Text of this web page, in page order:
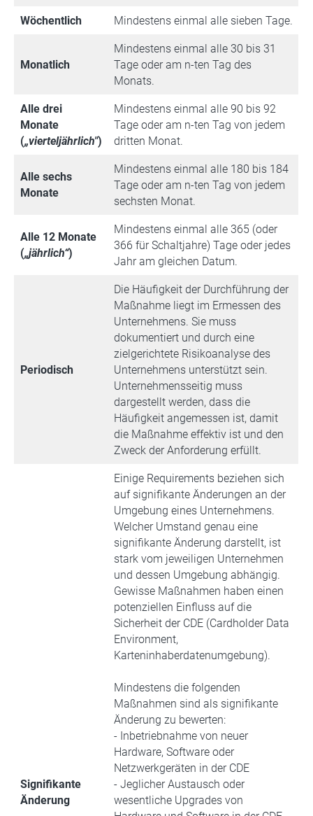
Wöchentlich Mindestens einmal alle sieben Tage.
Monatlich
Mindestens einmal alle 30 bis 31
Tage oder am n-ten Tag des
Monats.
Alle drei
Monate
(„vierteljährlich")
Mindestens einmal alle 90 bis 92
Tage oder am n-ten Tag von jedem
dritten Monat.
Alle sechs
Monate
Mindestens einmal alle 180 bis 184
Tage oder am n-ten Tag von jedem
sechsten Monat.
Alle 12 Monate
(„jährlich“)
Mindestens einmal alle 365 (oder
366 für Schaltjahre) Tage oder jedes
Jahr am gleichen Datum.
Periodisch
Die Häufigkeit der Durchführung der
Maßnahme liegt im Ermessen des
Unternehmens. Sie muss
dokumentiert und durch eine
zielgerichtete Risikoanalyse des
Unternehmens unterstützt sein.
Unternehmensseitig muss
dargestellt werden, dass die
Häufigkeit angemessen ist, damit
die Maßnahme effektiv ist und den
Zweck der Anforderung erfüllt.
Signifikante
Änderung
Einige Requirements beziehen sich
auf signifikante Änderungen an der
Umgebung eines Unternehmens.
Welcher Umstand genau eine
signifikante Änderung darstellt, ist
stark vom jeweiligen Unternehmen
und dessen Umgebung abhängig.
Gewisse Maßnahmen haben einen
potenziellen Einfluss auf die
Sicherheit der CDE (Cardholder Data
Environment,
Karteninhaberdatenumgebung).
Mindestens die folgenden
Maßnahmen sind als signifikante
Änderung zu bewerten:
- Inbetriebnahme von neuer
Hardware, Software oder
Netzwerkgeräten in der CDE
- Jeglicher Austausch oder
wesentliche Upgrades von